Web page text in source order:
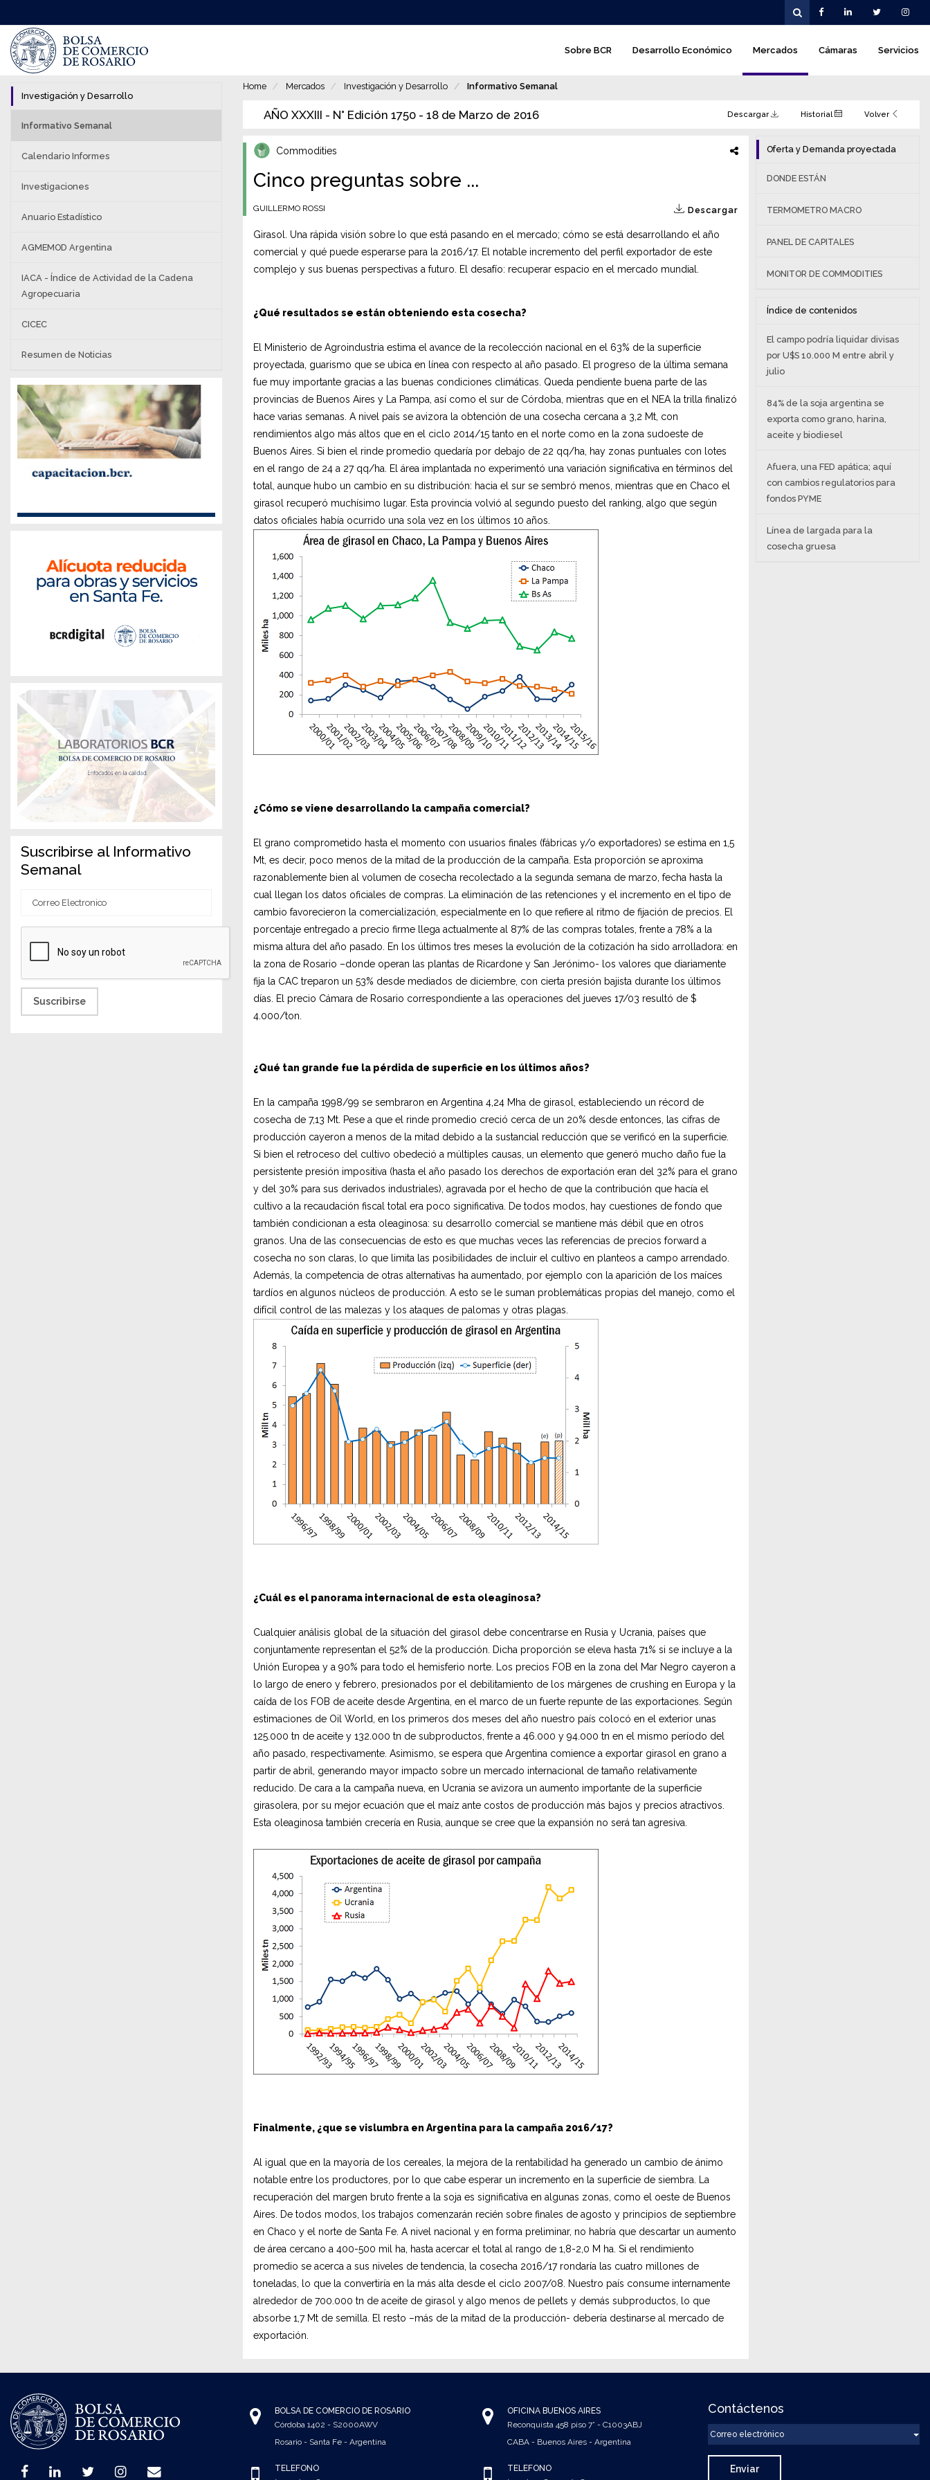
al
contenido
principal
v
n
p
c
i
p
a
l
Sobre BCR Desarrollo Económico Mercados Cámaras Servicios
Home Mercados Investigación y Desarrollo Informativo Semanal
AÑO XXXIII - N° Edición 1750 - 18 de Marzo de 2016 Descargar Historial Volver
Commodities
Cinco preguntas sobre ...
Descargar
GUILLERMO ROSSI
Girasol. Una rápida visión sobre lo que está pasando en el mercado; cómo se está desarrollando el año
comercial y qué puede esperarse para la 2016/17. El notable incremento del perfil exportador de este
complejo y sus buenas perspectivas a futuro. El desafío: recuperar espacio en el mercado mundial.
¿Qué resultados se están obteniendo esta cosecha?
El Ministerio de Agroindustria estima el avance de la recolección nacional en el 63% de la superficie
proyectada, guarismo que se ubica en línea con respecto al año pasado. El progreso de la última semana
fue muy importante gracias a las buenas condiciones climáticas. Queda pendiente buena parte de las
provincias de Buenos Aires y La Pampa, así como el sur de Córdoba, mientras que en el NEA la trilla finalizó
hace varias semanas. A nivel país se avizora la obtención de una cosecha cercana a 3,2 Mt, con
rendimientos algo más altos que en el ciclo 2014/15 tanto en el norte como en la zona sudoeste de
Buenos Aires. Si bien el rinde promedio quedaría por debajo de 22 qq/ha, hay zonas puntuales con lotes
en el rango de 24 a 27 qq/ha. El área implantada no experimentó una variación significativa en términos del
total, aunque hubo un cambio en su distribución: hacia el sur se sembró menos, mientras que en Chaco el
girasol recuperó muchísimo lugar. Esta provincia volvió al segundo puesto del ranking, algo que según
datos oficiales había ocurrido una sola vez en los últimos 10 años.
¿Cómo se viene desarrollando la campaña comercial?
El grano comprometido hasta el momento con usuarios finales (fábricas y/o exportadores) se estima en 1,5
Mt, es decir, poco menos de la mitad de la producción de la campaña. Esta proporción se aproxima
razonablemente bien al volumen de cosecha recolectado a la segunda semana de marzo, fecha hasta la
cual llegan los datos oficiales de compras. La eliminación de las retenciones y el incremento en el tipo de
cambio favorecieron la comercialización, especialmente en lo que refiere al ritmo de fijación de precios. El
porcentaje entregado a precio firme llega actualmente al 87% de las compras totales, frente a 78% a la
misma altura del año pasado. En los últimos tres meses la evolución de la cotización ha sido arrolladora: en
la zona de Rosario –donde operan las plantas de Ricardone y San Jerónimo- los valores que diariamente
fija la CAC treparon un 53% desde mediados de diciembre, con cierta presión bajista durante los últimos
días. El precio Cámara de Rosario correspondiente a las operaciones del jueves 17/03 resultó de $
4.000/ton.
¿Qué tan grande fue la pérdida de superficie en los últimos años?
En la campaña 1998/99 se sembraron en Argentina 4,24 Mha de girasol, estableciendo un récord de
cosecha de 7,13 Mt. Pese a que el rinde promedio creció cerca de un 20% desde entonces, las cifras de
producción cayeron a menos de la mitad debido a la sustancial reducción que se verificó en la superficie.
Si bien el retroceso del cultivo obedeció a múltiples causas, un elemento que generó mucho daño fue la
persistente presión impositiva (hasta el año pasado los derechos de exportación eran del 32% para el grano
y del 30% para sus derivados industriales), agravada por el hecho de que la contribución que hacía el
cultivo a la recaudación fiscal total era poco significativa. De todos modos, hay cuestiones de fondo que
también condicionan a esta oleaginosa: su desarrollo comercial se mantiene más débil que en otros
granos. Una de las consecuencias de esto es que muchas veces las referencias de precios forward a
cosecha no son claras, lo que limita las posibilidades de incluir el cultivo en planteos a campo arrendado.
Además, la competencia de otras alternativas ha aumentado, por ejemplo con la aparición de los maíces
tardíos en algunos núcleos de producción. A esto se le suman problemáticas propias del manejo, como el
difícil control de las malezas y los ataques de palomas y otras plagas.
¿Cuál es el panorama internacional de esta oleaginosa?
Cualquier análisis global de la situación del girasol debe concentrarse en Rusia y Ucrania, países que
conjuntamente representan el 52% de la producción. Dicha proporción se eleva hasta 71% si se incluye a la
Unión Europea y a 90% para todo el hemisferio norte. Los precios FOB en la zona del Mar Negro cayeron a
lo largo de enero y febrero, presionados por el debilitamiento de los márgenes de crushing en Europa y la
caída de los FOB de aceite desde Argentina, en el marco de un fuerte repunte de las exportaciones. Según
estimaciones de Oil World, en los primeros dos meses del año nuestro país colocó en el exterior unas
125.000 tn de aceite y 132.000 tn de subproductos, frente a 46.000 y 94.000 tn en el mismo período del
año pasado, respectivamente. Asimismo, se espera que Argentina comience a exportar girasol en grano a
partir de abril, generando mayor impacto sobre un mercado internacional de tamaño relativamente
reducido. De cara a la campaña nueva, en Ucrania se avizora un aumento importante de la superficie
girasolera, por su mejor ecuación que el maíz ante costos de producción más bajos y precios atractivos.
Esta oleaginosa también crecería en Rusia, aunque se cree que la expansión no será tan agresiva.
Finalmente, ¿que se vislumbra en Argentina para la campaña 2016/17?
Al igual que en la mayoría de los cereales, la mejora de la rentabilidad ha generado un cambio de ánimo
notable entre los productores, por lo que cabe esperar un incremento en la superficie de siembra. La
recuperación del margen bruto frente a la soja es significativa en algunas zonas, como el oeste de Buenos
Aires. De todos modos, los trabajos comenzarán recién sobre finales de agosto y principios de septiembre
en Chaco y el norte de Santa Fe. A nivel nacional y en forma preliminar, no habría que descartar un aumento
de área cercano a 400-500 mil ha, hasta acercar el total al rango de 1,8-2,0 M ha. Si el rendimiento
promedio se acerca a sus niveles de tendencia, la cosecha 2016/17 rondaría las cuatro millones de
toneladas, lo que la convertiría en la más alta desde el ciclo 2007/08. Nuestro país consume internamente
alrededor de 700.000 tn de aceite de girasol y algo menos de pellets y demás subproductos, lo que
absorbe 1,7 Mt de semilla. El resto –más de la mitad de la producción- debería destinarse al mercado de
exportación.
Oferta y Demanda proyectada
DONDE ESTÁN
TERMOMETRO MACRO
PANEL DE CAPITALES
MONITOR DE COMMODITIES
Índice de contenidos
El campo podría liquidar divisas
por U$S 10.000 M entre abril y
julio
84% de la soja argentina se
exporta como grano, harina,
aceite y biodiesel
Afuera, una FED apática; aquí
con cambios regulatorios para
fondos PYME
Línea de largada para la
cosecha gruesa
Investigación y Desarrollo
Informativo Semanal
Calendario Informes
Investigaciones
Anuario Estadístico
AGMEMOD Argentina
IACA - Índice de Actividad de la Cadena
Agropecuaria
CICEC
Resumen de Noticias
Suscribirse al Informativo
Semanal
Correo
Suscribirse
BOLSA DE COMERCIO DE ROSARIO
Córdoba 1402 - S2000AWV
Rosario - Santa Fe - Argentina
TELÉFONO
OFICINA BUENOS AIRES
Reconquista 458 piso 7° - C1003ABJ
CABA - Buenos Aires - Argentina
TELÉFONO
Contáctenos
C
o
Enviar